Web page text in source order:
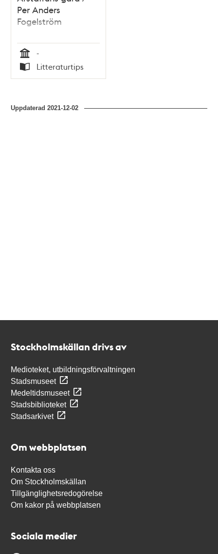
Per Anders
Fogelström
Tid
-
Typ
Litteraturtips
Uppdaterad2021-12-02
Stockholmskällan drivs av
Medioteket, utbildningsförvaltningen
Stadsmuseet
Medeltidsmuseet
Stadsbiblioteket
Stadsarkivet
Om webbplatsen
Kontakta oss
Om Stockholmskällan
Tillgänglighetsredogörelse
Om kakor på webbplatsen
Sociala medier